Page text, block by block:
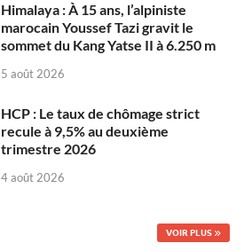
Himalaya : À 15 ans, l’alpiniste
marocain Youssef Tazi gravit le
sommet du Kang Yatse II à 6.250 m
5 août 2026
HCP : Le taux de chômage strict
recule à 9,5% au deuxième
trimestre 2026
4 août 2026
VOIR PLUS